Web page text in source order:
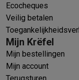
Ecocheques
Veilig betalen
Mijn Krëfel
Mijn bestellingen
Mijn account